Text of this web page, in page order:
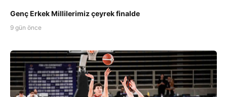
Genç Erkek Millilerimiz çeyrek finalde
9 gün önce